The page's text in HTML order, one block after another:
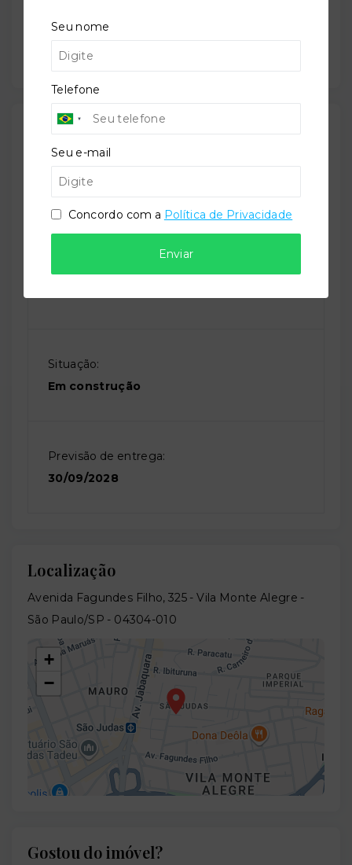
Salão de festas
Outras Informações
Referência:
O-71184-110350
Perfil:
Situação:
Em construção
Previsão de entrega:
30/09/2028
Localização
Avenida Fagundes Filho, 325 - Vila Monte Alegre -
São Paulo/SP - 04304-010
+
−
Gostou do imóvel?
Seu nome
Telefone
Seu e-mail
Concordo com a Política de Privacidade
Enviar